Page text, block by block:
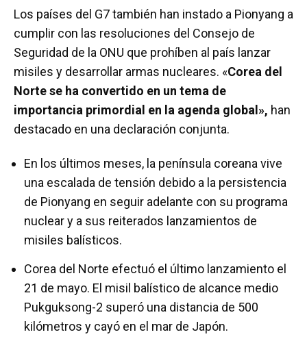
Los países del G7 también han instado a Pionyang a
cumplir con las resoluciones del Consejo de
Seguridad de la ONU que prohíben al país lanzar
misiles y desarrollar armas nucleares. «Corea del
Norte se ha convertido en un tema de
importancia primordial en la agenda global», han
destacado en una declaración conjunta.
En los últimos meses, la península coreana vive
una escalada de tensión debido a la persistencia
de Pionyang en seguir adelante con su programa
nuclear y a sus reiterados lanzamientos de
misiles balísticos.
Corea del Norte efectuó el último lanzamiento el
21 de mayo. El misil balístico de alcance medio
Pukguksong-2 superó una distancia de 500
kilómetros y cayó en el mar de Japón.